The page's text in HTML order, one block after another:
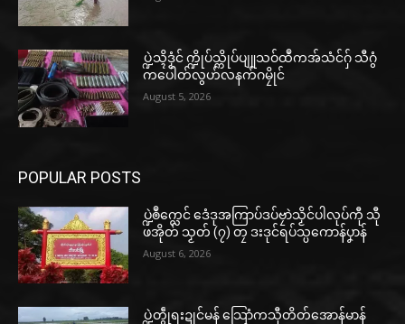
ပ္ဍဲသ္ၚိဒၟံင် က္ဍိုပ်သ္ကိုပ်ပျူသဝ်ထဳကအ်သံင်ဂှ် သီဂွံ
ကပေါတ်လွဟ်လနက်ဂမၠိုင်
August 5, 2026
POPULAR POSTS
ပ္ဍဲၜဳက္လေင် ဒေံဒုအကြာပ်ဒပ်ဗၠာဲသၟိင်ပါလုပ်ကီု သီု
ဖအိုတ် သၟတ် (၇) တၠ ဒးဒုင်ရပ်သ္ပကောန်ပၞာန်
August 6, 2026
ပ္ဍဲတွဵုရးဍုင်မန် သြောံကသီုတိတ်အောန်မာန်